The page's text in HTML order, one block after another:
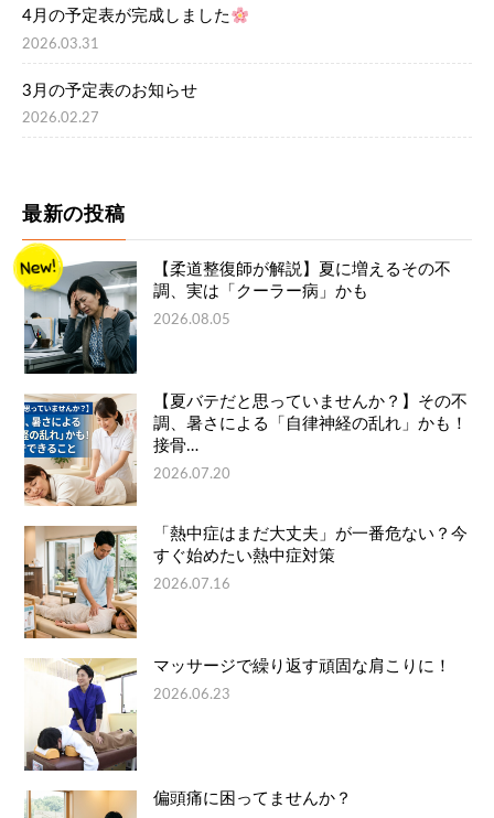
4月の予定表が完成しました
2026.03.31
3月の予定表のお知らせ
2026.02.27
最新の投稿
【柔道整復師が解説】夏に増えるその不
調、実は「クーラー病」かも
2026.08.05
【夏バテだと思っていませんか？】その不
調、暑さによる「自律神経の乱れ」かも！
接骨…
2026.07.20
「熱中症はまだ大丈夫」が一番危ない？今
すぐ始めたい熱中症対策
2026.07.16
マッサージで繰り返す頑固な肩こりに！
2026.06.23
偏頭痛に困ってませんか？